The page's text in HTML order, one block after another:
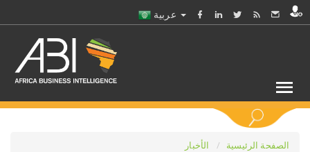
الصفحة الرئيسية
الأخبار